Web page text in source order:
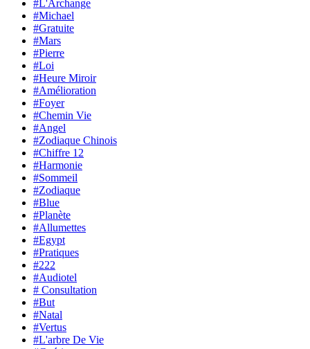
#L'Archange
#Michael
#Gratuite
#Mars
#Pierre
#Loi
#Heure Miroir
#Amélioration
#Foyer
#Chemin Vie
#Angel
#Zodiaque Chinois
#Chiffre 12
#Harmonie
#Sommeil
#Zodiaque
#Blue
#Planète
#Allumettes
#Egypt
#Pratiques
#222
#Audiotel
# Consultation
#But
#Natal
#Vertus
#L'arbre De Vie